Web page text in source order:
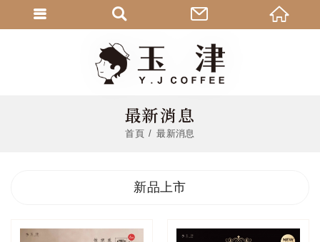
最新消息
首頁 最新消息
新品上市